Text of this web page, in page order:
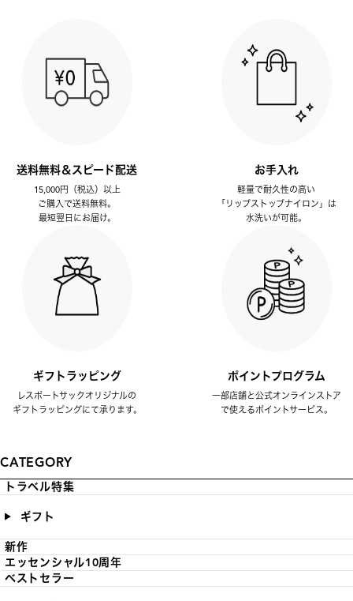
送料無料＆スピード配送
15,000円（税込）以上
ご購入で送料無料。
最短翌日にお届け。
お手入れ
軽量で耐久性の高い
「リップストップナイロン」は
水洗いが可能。
ギフトラッピング
レスポートサックオリジナルの
ギフトラッピングにて承ります。
ポイントプログラム
一部店舗と公式オンラインストア
で使えるポイントサービス。
CATEGORY
トラベル特集
ギフト
新作
エッセンシャル10周年
ベストセラー